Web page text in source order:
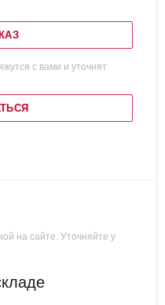
с вами и уточнят
на сайте. Уточняйте у